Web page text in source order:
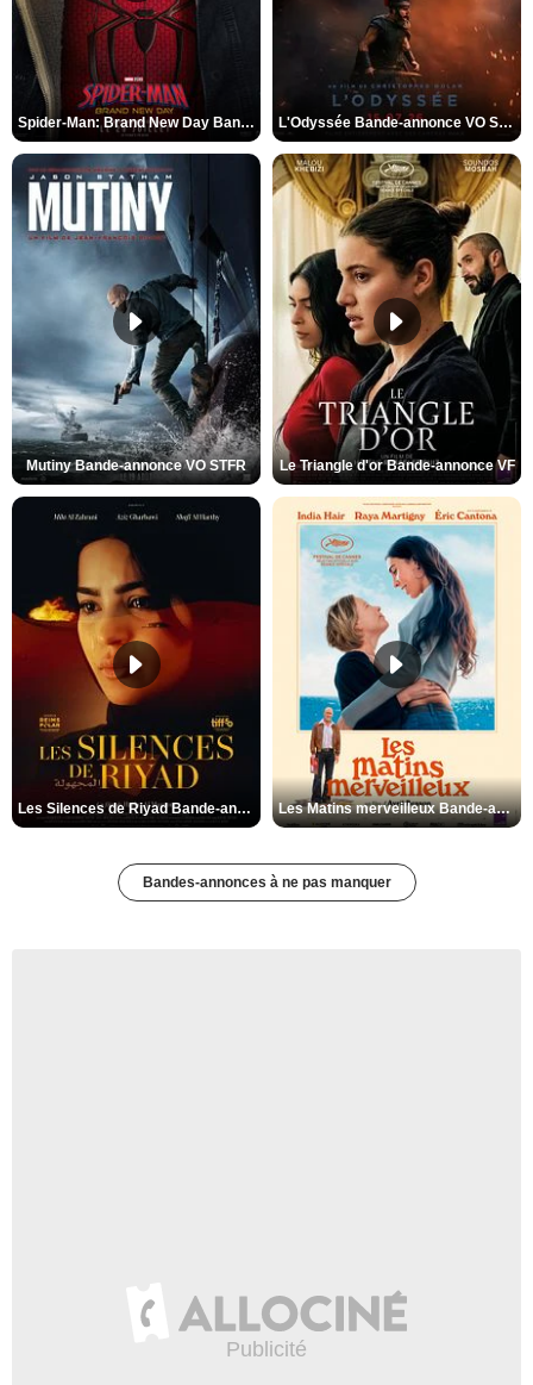
Spider-Man: Brand New Day Bande-annonce VO STFR L'Odyssée Bande-annonce VO STFR
Mutiny Bande-annonce VO STFR Le Triangle d'or Bande-annonce VF
Les Silences de Riyad Bande-annonce VO STFR Les Matins merveilleux Bande-annonce VF
Bandes-annonces à ne pas manquer